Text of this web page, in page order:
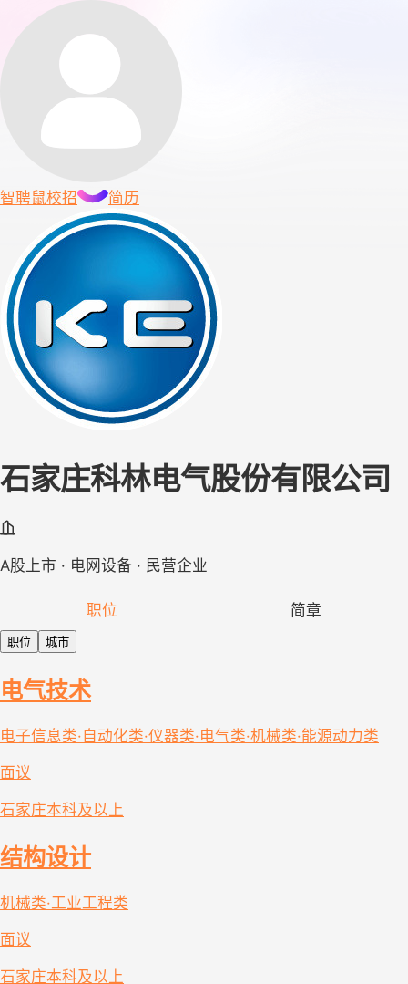
智聘鼠校招 简历
石家庄科林电气股份有限公司
A股上市 · 电网设备 · 民营企业
职位 简章
职位 城市
电气技术
电子信息类·自动化类·仪器类·电气类·机械类·能源动力类
面议
石家庄本科及以上
结构设计
机械类·工业工程类
面议
石家庄本科及以上